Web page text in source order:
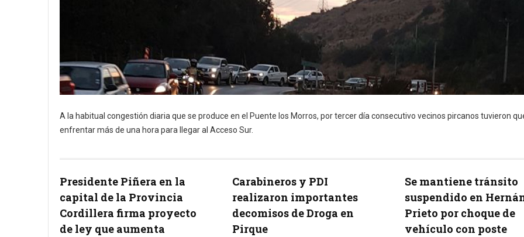
A la habitual congestión diaria que se produce en el Puente los Morros, por tercer día consecutivo vecinos pircanos tuvieron
enfrentar más de una hora para llegar al Acceso Sur.
Presidente Piñera en la
capital de la Provincia
Cordillera firma proyecto
de ley que aumenta
Carabineros y PDI
realizaron importantes
decomisos de Droga en
Pirque
Se mantiene tránsito
suspendido en
Prieto por choque de
vehículo con poste